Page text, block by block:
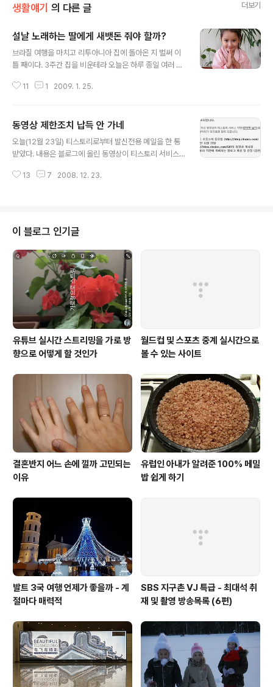
생활얘기 의 다른 글 더보기
설날 노래하는 딸에게 새뱃돈 줘야 할까?
브라질 여행을 마치고 리투아니아 집에 돌아온 지 벌써 이
틀 째이다. 3주간 집을 비운테라 오늘은 하루 종일 여러 가
데 일곱살 딸아이가 노래부르기 시작했다. "까치 까치 설날
니?" "인터넷에서 배웠지. 아빠는 이 노래 다 알아?" "아빠
도 다 모르는 데. 나중에 인터넷에 우리 한 번 찾아봐자. 왜
이 노래 불렀니?" "며칠 있으면 설날이잖아! 아빠는 몰라?"
넷이 좋긴 좋구나. 한국인 아빠보다도 더 빨리 설날이 언제
11 1 2009. 1. 25.
동영상 제한조치 납득 안 가네
오늘(12월 23일) 티스토리로부터 발신전용 메일을 한 통
받았다. 내용은 블로그에 올린 동영상이 티스토리 서비스
g.chojus.com/687에 게시된 동영상이 음란, 혐오, 폭력
아 편집해 올린 이 동영상이 왜 음란 등으로 제한조치를 받
아야 하는 지 납득이 가지 않는다. 착오가 있는 듯하다. 그
래서 곧 바로 고객센터에 재심을 부탁해 놓았다. 확신이 서
더라도 이런 편지를 받고나면 괜히 의기소침과 찝찝한 기
분이 앞선다. 여러분이 보기에도 아래 동영상이 위의 사유
로 제한조치를 받을..
13 7 2008. 12. 23.
이 블로그 인기글
유튜브 실시간 스트리밍을 가로 방
향으로 어떻게 할 것인가
월드컵 및 스포츠 중계 실시간으로
볼 수 있는 사이트
결혼반지 어느 손에 낄까 고민되는
이유
유럽인 아내가 알려준 100% 메밀
밥 쉽게 하기
발트 3국 여행 언제가 좋을까 - 계
절마다 매력적
SBS 지구촌 VJ 특급 - 최대석 취
재 및 촬영 방송목록 (6편)